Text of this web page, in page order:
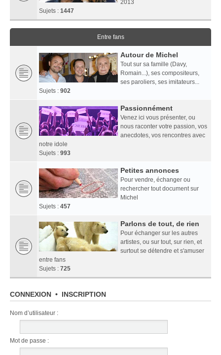
2013
Sujets : 1447
Entre fans
Autour de Michel
Tout sur sa famille (Davy,
Romain...), ses compositeurs,
ses paroliers, ses imitateurs...
Sujets : 902
Passionnément
Venez ici vous présenter, ou
nous raconter votre passion, vos
anecdotes, vos rencontres avec
notre idole
Sujets : 993
Petites annonces
Pour vendre, échanger ou
rechercher tout document sur
Michel
Sujets : 457
Parlons de tout, de rien
Pour échanger sur les autres
artistes, ou sur tout, sur rien, et
surtout se détendre et s'amuser
entre fans
Sujets : 725
CONNEXION • INSCRIPTION
Nom d’utilisateur :
Mot de passe :